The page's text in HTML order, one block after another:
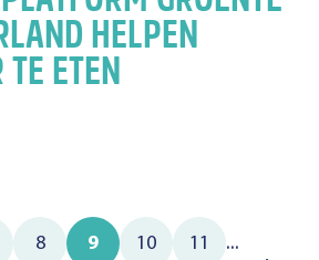
HELPEN
ETEN
8 9 10 11 ...